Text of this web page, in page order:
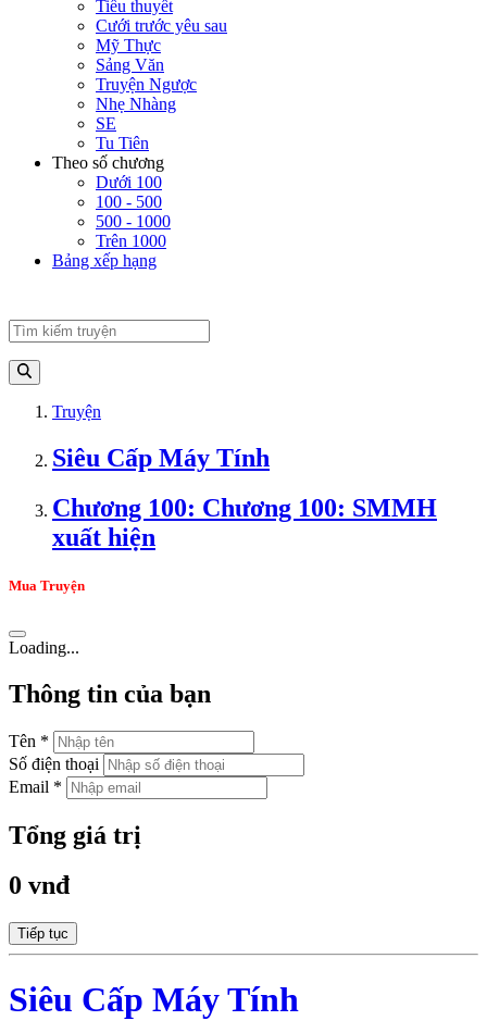
Tiểu thuyết
Cưới trước yêu sau
Mỹ Thực
Sảng Văn
Truyện Ngược
Nhẹ Nhàng
SE
Tu Tiên
Theo số chương
Dưới 100
100 - 500
500 - 1000
Trên 1000
Bảng xếp hạng
Truyện
Siêu Cấp Máy Tính
Chương 100: Chương 100: SMMH
xuất hiện
Mua Truyện
Loading...
Thông tin của bạn
Tên *
Số điện thoại
Email *
Tổng giá trị
0 vnđ
Tiếp tục
Siêu Cấp Máy Tính